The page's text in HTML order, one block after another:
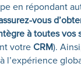
en répondant
vous
à toutes vos
votre CRM).
l’expérience